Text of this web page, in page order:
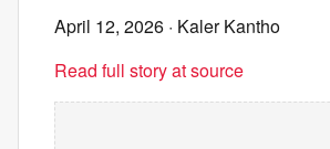
April 12, 2026 · Kaler Kantho
Read full story at source